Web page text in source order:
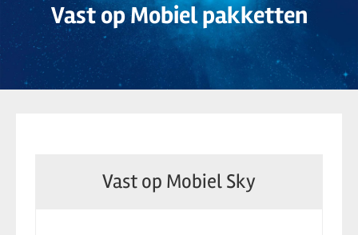
Vast op Mobiel pakketten
Vast op Mobiel Sky